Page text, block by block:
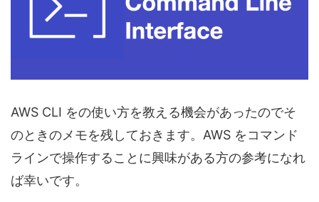
AWS CLI をの使い方を教える機会があったのでそ
のときのメモを残しておきます。AWS をコマンド
ラインで操作することに興味がある方の参考になれ
ば幸いです。